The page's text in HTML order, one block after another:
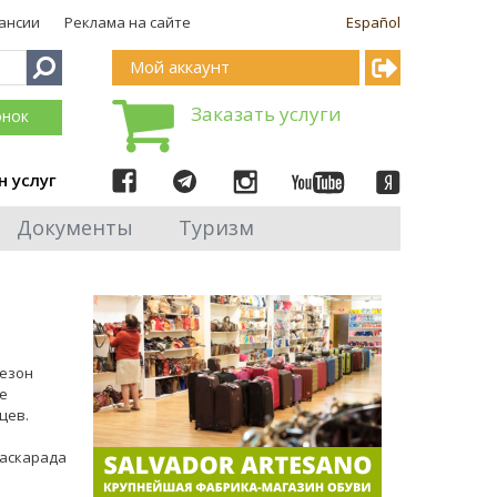
Español
Реклама на сайте
услуг
Мой аккаунт
Заказать услуги
Документы Туризм